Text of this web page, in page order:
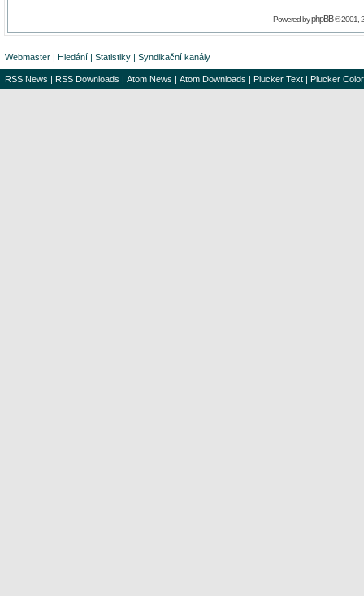
Powered byphpBB© 2001,
Webmaster | Hledání | Statistiky | Syndikační kanály
RSS News | RSS Downloads | Atom News | Atom Downloads | Plucker Text | Plucker Color